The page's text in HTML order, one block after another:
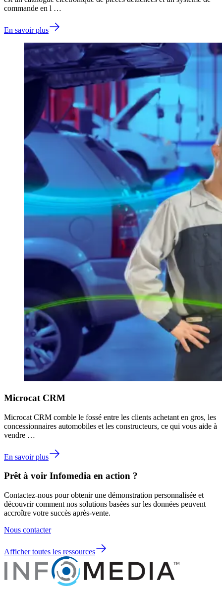
commande en l …
En savoir plus
Microcat CRM
Microcat CRM comble le fossé entre les clients achetant en gros, les
concessionnaires automobiles et les constructeurs, ce qui vous aide à
vendre …
En savoir plus
Prêt à voir Infomedia en action ?
Contactez-nous pour obtenir une démonstration personnalisée et
découvrir comment nos solutions basées sur les données peuvent
accroître votre succès après-vente.
Nous contacter
Afficher toutes les ressources